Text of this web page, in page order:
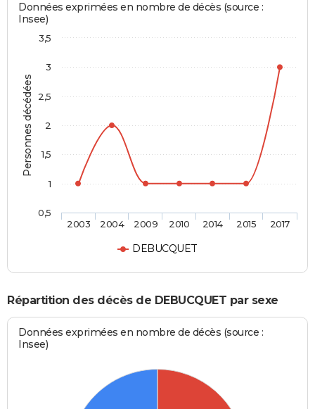
Personnes décédées
Données exprimées en nombre de décès (source :
Insee)
DEBUCQUET
2003 2004 2009 2010 2014 2015 2017
0,5
1
1,5
2
2,5
3
3,5
Répartition des décès de DEBUCQUET par sexe
Données exprimées en nombre de décès (source :
Insee)